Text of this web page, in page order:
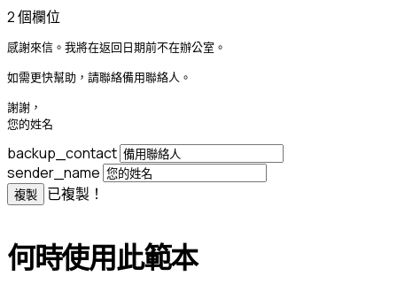
2 個欄位
感謝來信。我將在返回日期前不在辦公室。
如需更快幫助，請聯絡備用聯絡人。
謝謝，
您的姓名
backup_contact
sender_name
複製 已複製！
何時使用此範本